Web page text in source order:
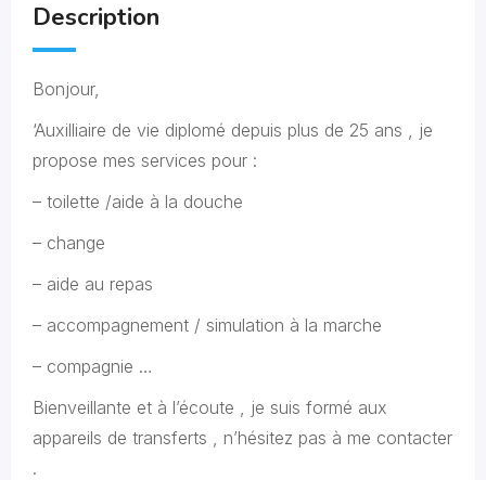
Description
Bonjour,
‘Auxilliaire de vie diplomé depuis plus de 25 ans , je
propose mes services pour :
– toilette /aide à la douche
– change
– aide au repas
– accompagnement / simulation à la marche
– compagnie …
Bienveillante et à l’écoute , je suis formé aux
appareils de transferts , n’hésitez pas à me contacter
.